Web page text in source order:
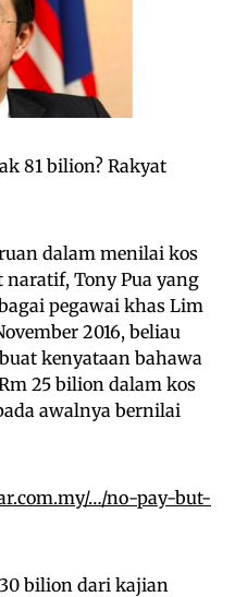
81 bilion? Rakyat
dalam menilai kos
naratif, Tony Pua yang
pegawai khas Lim
2016, beliau
kenyataan bahawa
25 bilion dalam kos
awalnya bernilai
…/no-pay-but-
bilion dari kajian